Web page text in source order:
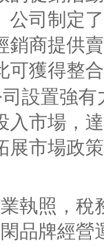
公司制定
銷商提供
可獲得整
設置強有
入市場，
展市場政
照，稅
牌經營